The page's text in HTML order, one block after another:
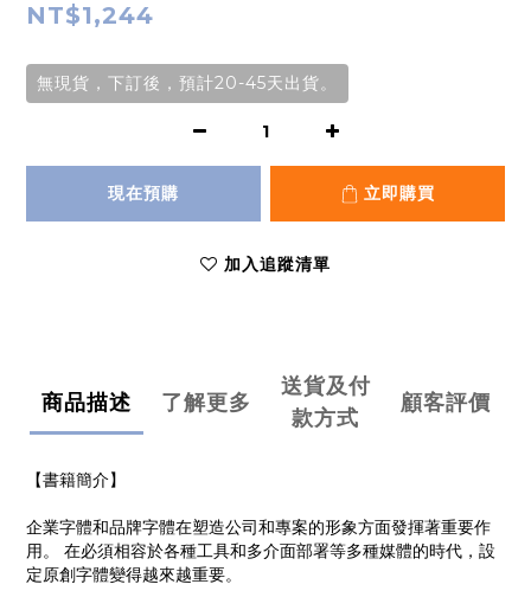
NT$1,244
無現貨，下訂後，預計20-45天出貨。
現在預購 立即購買
加入追蹤清單
商品描述 了解更多
送貨及付
款方式
顧客評價
【書籍簡介】
企業字體和品牌字體在塑造公司和專案的形象方面發揮著重要作
用。 在必須相容於各種工具和多介面部署等多種媒體的時代，設
定原創字體變得越來越重要。